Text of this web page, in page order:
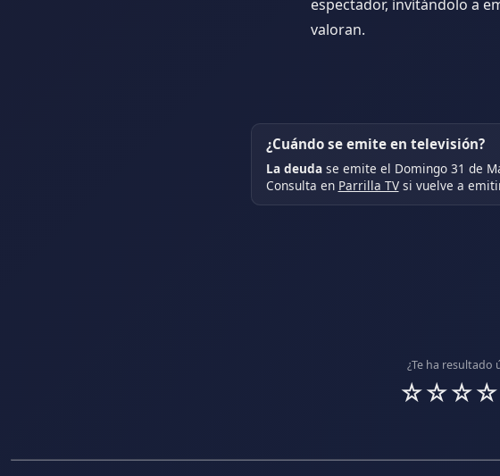
espectador, invitándolo a
valoran.
¿Cuándo se emite en televisión?
La deudase emite el Domingo 31 de
Consulta en Parrilla TVsi vuelve a
¿Te ha resultado
☆☆☆☆